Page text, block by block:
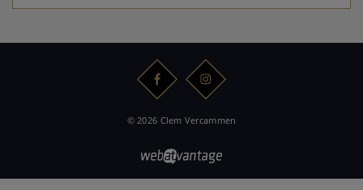
© 2026 Clem Vercammen